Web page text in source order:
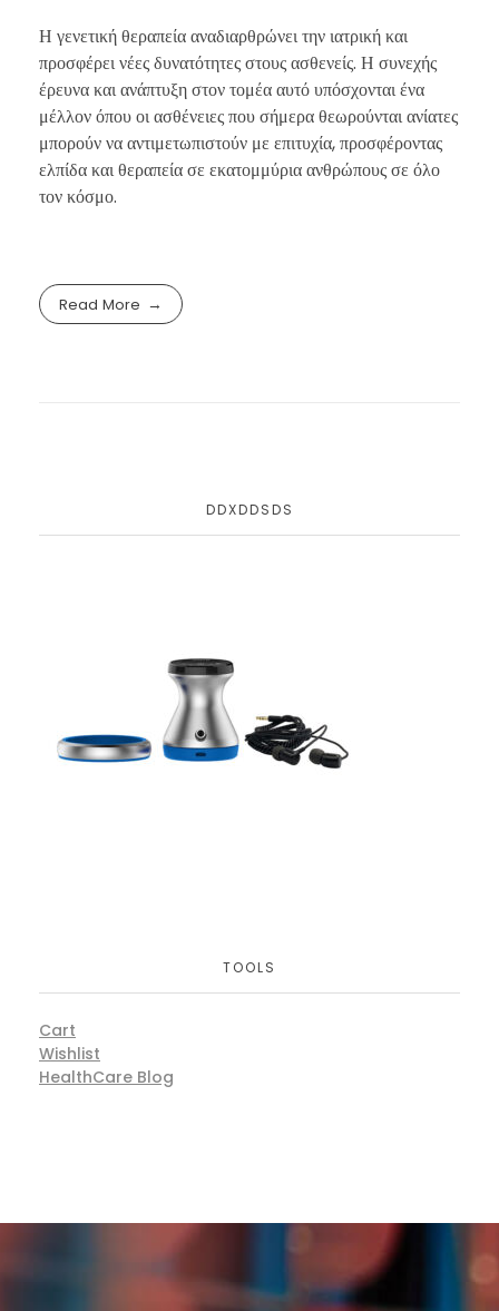
Η γενετική θεραπεία αναδιαρθρώνει την ιατρική και
προσφέρει νέες δυνατότητες στους ασθενείς. Η συνεχής
έρευνα και ανάπτυξη στον τομέα αυτό υπόσχονται ένα
μέλλον όπου οι ασθένειες που σήμερα θεωρούνται ανίατες
μπορούν να αντιμετωπιστούν με επιτυχία, προσφέροντας
ελπίδα και θεραπεία σε εκατομμύρια ανθρώπους σε όλο
τον κόσμο.
Read More
DDXDDSDS
TOOLS
Cart
Wishlist
HealthCare Blog